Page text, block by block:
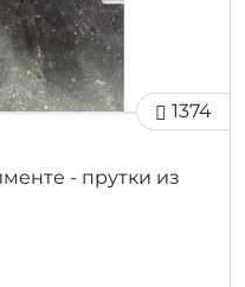
1374
- прутки из